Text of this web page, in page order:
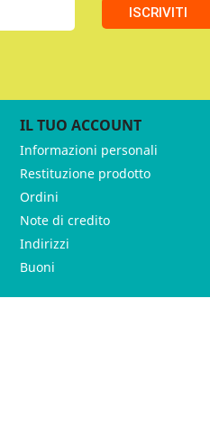
ISCRIVITI
IL TUO ACCOUNT
Informazioni personali
Restituzione prodotto
Ordini
Note di credito
Indirizzi
Buoni